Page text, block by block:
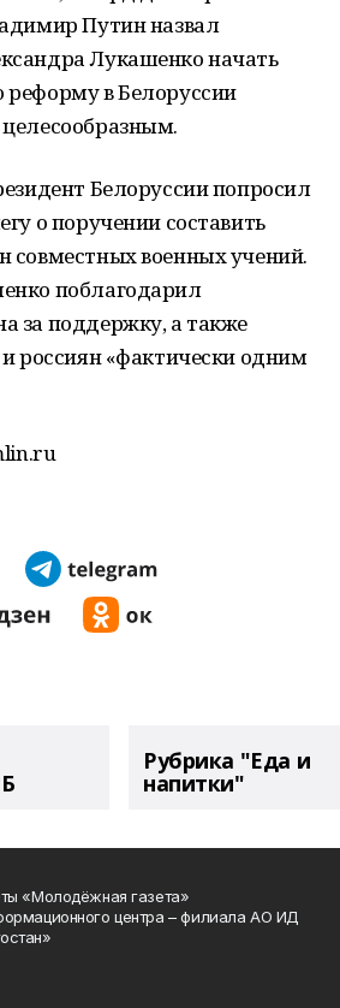
Путин назвал
Лукашенко начать
в Белоруссии
Белоруссии попросил
о поручении составить
совместных военных учений.
поблагодарил
за поддержку, а также
россиян «фактически одним
Рубрика "Еда и
напитки"
«Молодёжная газета»
центра – филиала АО ИД